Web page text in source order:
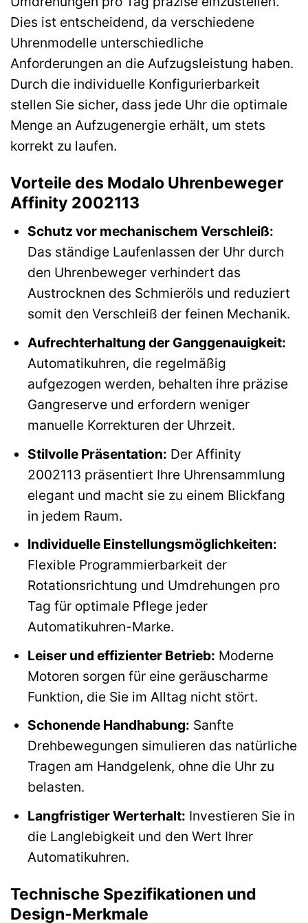
Dies ist entscheidend, da verschiedene
Uhrenmodelle unterschiedliche
Anforderungen an die Aufzugsleistung haben.
Durch die individuelle Konfigurierbarkeit
stellen Sie sicher, dass jede Uhr die optimale
Menge an Aufzugenergie erhält, um stets
korrekt zu laufen.
Vorteile des Modalo Uhrenbeweger
Affinity 2002113
Schutz vor mechanischem Verschleiß:
Das ständige Laufenlassen der Uhr durch
den Uhrenbeweger verhindert das
Austrocknen des Schmieröls und reduziert
somit den Verschleiß der feinen Mechanik.
Aufrechterhaltung der Ganggenauigkeit:
Automatikuhren, die regelmäßig
aufgezogen werden, behalten ihre präzise
Gangreserve und erfordern weniger
manuelle Korrekturen der Uhrzeit.
Stilvolle Präsentation: Der Affinity
2002113 präsentiert Ihre Uhrensammlung
elegant und macht sie zu einem Blickfang
in jedem Raum.
Individuelle Einstellungsmöglichkeiten:
Flexible Programmierbarkeit der
Rotationsrichtung und Umdrehungen pro
Tag für optimale Pflege jeder
Automatikuhren-Marke.
Leiser und effizienter Betrieb: Moderne
Motoren sorgen für eine geräuscharme
Funktion, die Sie im Alltag nicht stört.
Schonende Handhabung: Sanfte
Drehbewegungen simulieren das natürliche
Tragen am Handgelenk, ohne die Uhr zu
belasten.
Langfristiger Werterhalt: Investieren Sie in
die Langlebigkeit und den Wert Ihrer
Automatikuhren.
Technische Spezifikationen und
Design-Merkmale